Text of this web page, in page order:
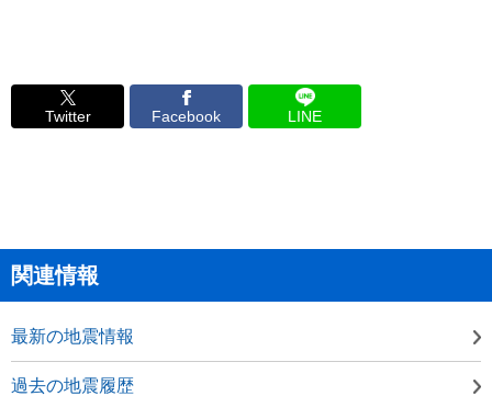
Twitter Facebook LINE
関連情報
最新の地震情報
過去の地震履歴